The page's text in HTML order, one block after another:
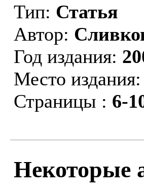
Тип: Статья
Автор:
Год издания:
Место издания:
Страницы : 6-
Некоторые